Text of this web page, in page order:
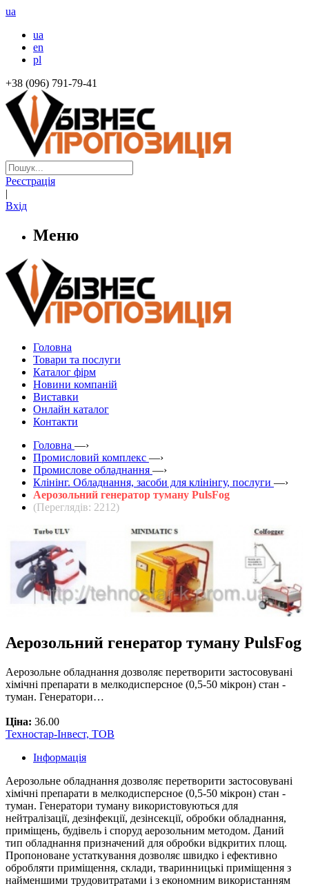
ua
ua
en
pl
+38 (096) 791-79-41
Реєстрація
|
Вхід
Меню
Головна
Товари та послуги
Каталог фірм
Новини компаній
Виставки
Онлайн каталог
Контакти
Головна —›
Промисловий комплекс —›
Промислове обладнання —›
Клінінг. Обладнання, засоби для клінінгу, послуги —›
Аерозольний генератор туману PulsFog
(Переглядів: 2212)
Аерозольний генератор туману PulsFog
Аерозольне обладнання дозволяє перетворити застосовувані
хімічні препарати в мелкодисперсное (0,5-50 мікрон) стан -
туман. Генератори…
Ціна: 36.00
Техностар-Інвест, ТОВ
Інформація
Аерозольне обладнання дозволяє перетворити застосовувані
хімічні препарати в мелкодисперсное (0,5-50 мікрон) стан -
туман. Генератори туману використовуються для
нейтралізації, дезінфекції, дезінсекції, обробки обладнання,
приміщень, будівель і споруд аерозольним методом. Даний
тип обладнання призначений для обробки відкритих площ.
Пропоноване устаткування дозволяє швидко і ефективно
обробляти приміщення, склади, тваринницькі приміщення з
найменшими трудовитратами і з економним використанням